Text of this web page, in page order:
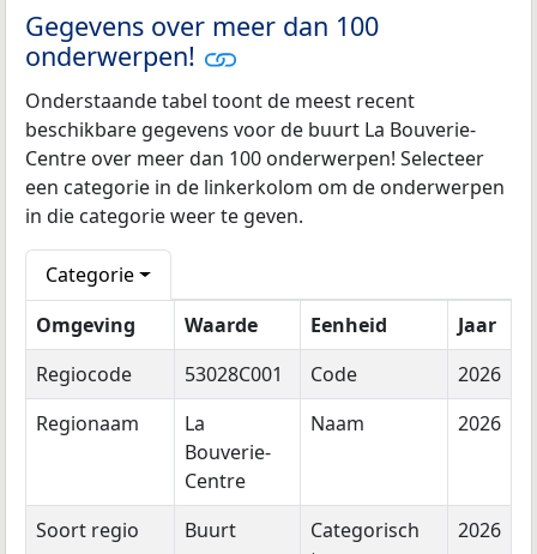
Gegevens over meer dan 100
onderwerpen!
Onderstaande tabel toont de meest recent
beschikbare gegevens voor de buurt La Bouverie-
Centre over meer dan 100 onderwerpen! Selecteer
een categorie in de linkerkolom om de onderwerpen
in die categorie weer te geven.
Categorie
Omgeving
Waarde Eenheid
Jaar
Regiocode
53028C001 Code
2026
Regionaam
La
Bouverie-
Centre
Naam 2026
Soort regio Buurt
Categorisch
2026